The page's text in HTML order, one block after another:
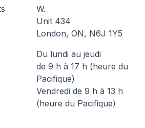
W.
Unit 434
London, ON, N6J 1Y5
Du lundi au jeudi
de 9 h à 17 h (heure du
Pacifique)
Vendredi de 9 h à 13 h
(heure du Pacifique)